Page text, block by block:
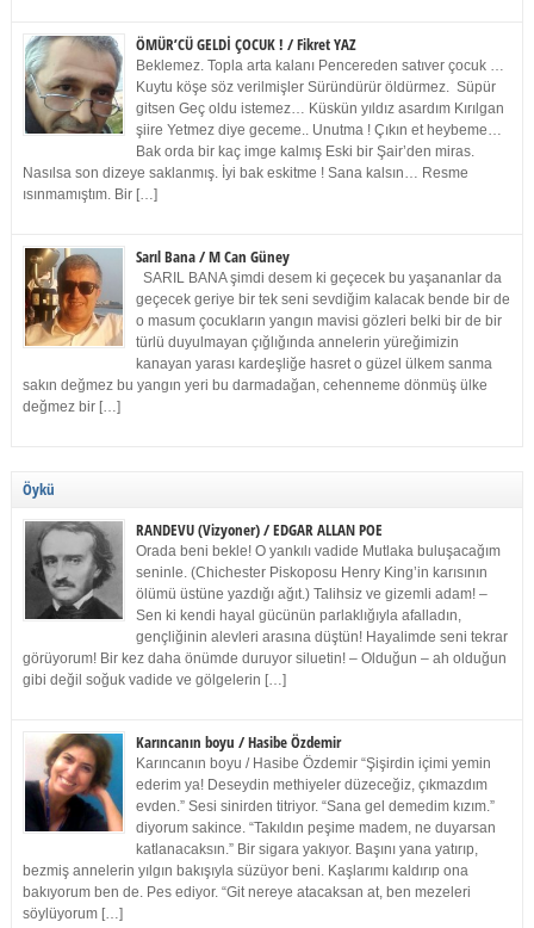
ÖMÜR’CÜ GELDİ ÇOCUK ! / Fikret YAZ
Beklemez. Topla arta kalanı Pencereden satıver çocuk …
Kuytu köşe söz verilmişler Süründürür öldürmez. Süpür
gitsen Geç oldu istemez… Küskün yıldız asardım Kırılgan
şiire Yetmez diye geceme.. Unutma ! Çıkın et heybeme…
Bak orda bir kaç imge kalmış Eski bir Şair’den miras.
Nasılsa son dizeye saklanmış. İyi bak eskitme ! Sana kalsın… Resme
ısınmamıştım. Bir […]
Sarıl Bana / M Can Güney
SARIL BANA şimdi desem ki geçecek bu yaşananlar da
geçecek geriye bir tek seni sevdiğim kalacak bende bir de
o masum çocukların yangın mavisi gözleri belki bir de bir
türlü duyulmayan çığlığında annelerin yüreğimizin
kanayan yarası kardeşliğe hasret o güzel ülkem sanma
sakın değmez bu yangın yeri bu darmadağan, cehenneme dönmüş ülke
değmez bir […]
Öykü
RANDEVU (Vizyoner) / EDGAR ALLAN POE
Orada beni bekle! O yankılı vadide Mutlaka buluşacağım
seninle. (Chichester Piskoposu Henry King’in karısının
ölümü üstüne yazdığı ağıt.) Talihsiz ve gizemli adam! –
Sen ki kendi hayal gücünün parlaklığıyla afalladın,
gençliğinin alevleri arasına düştün! Hayalimde seni tekrar
görüyorum! Bir kez daha önümde duruyor siluetin! – Olduğun – ah olduğun
gibi değil soğuk vadide ve gölgelerin […]
Karıncanın boyu / Hasibe Özdemir
Karıncanın boyu / Hasibe Özdemir “Şişirdin içimi yemin
ederim ya! Deseydin methiyeler düzeceğiz, çıkmazdım
evden.” Sesi sinirden titriyor. “Sana gel demedim kızım.”
diyorum sakince. “Takıldın peşime madem, ne duyarsan
katlanacaksın.” Bir sigara yakıyor. Başını yana yatırıp,
bezmiş annelerin yılgın bakışıyla süzüyor beni. Kaşlarımı kaldırıp ona
bakıyorum ben de. Pes ediyor. “Git nereye atacaksan at, ben mezeleri
söylüyorum […]